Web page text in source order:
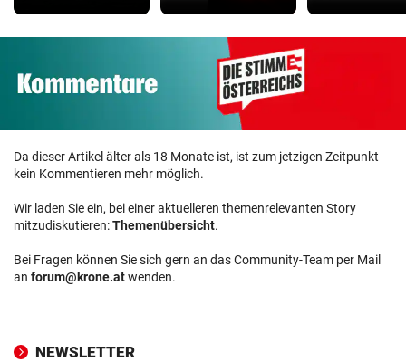
Da dieser Artikel älter als 18 Monate ist, ist zum jetzigen Zeitpunkt
kein Kommentieren mehr möglich.
Wir laden Sie ein, bei einer aktuelleren themenrelevanten Story
mitzudiskutieren:Themenübersicht.
Bei Fragen können Sie sich gern an das Community-Team per Mail
an forum@krone.atwenden.
NEWSLETTER